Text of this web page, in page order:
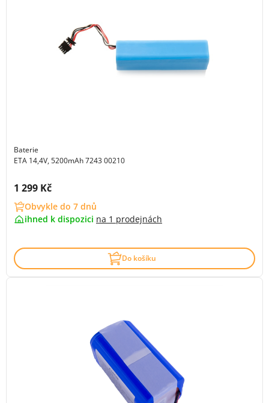
Baterie
ETA 14,4V, 5200mAh 7243 00210
Cena s DPH:
1 299 Kč
Obvykle do 7 dnů
ihned k dispozici na 1 prodejnách
Do košíku